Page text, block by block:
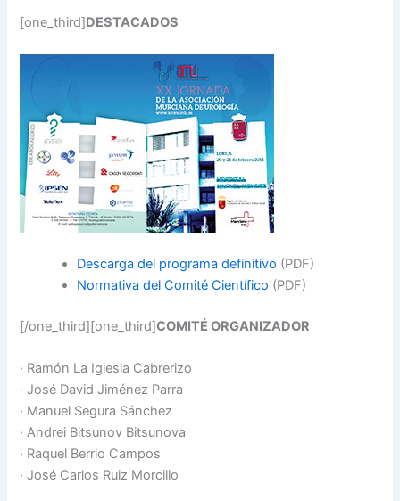
[one_third]DESTACADOS
Descarga del programa definitivo (PDF)
Normativa del Comité Científico (PDF)
[/one_third][one_third]COMITÉ ORGANIZADOR
· Ramón La Iglesia Cabrerizo
· José David Jiménez Parra
· Manuel Segura Sánchez
· Andrei Bitsunov Bitsunova
· Raquel Berrio Campos
· José Carlos Ruiz Morcillo